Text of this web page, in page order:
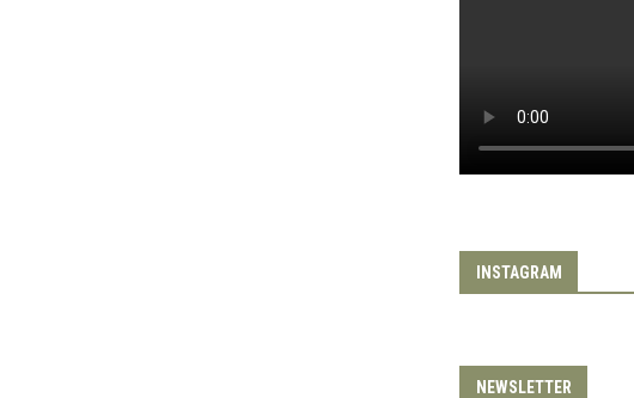
INSTAGRAM
NEWSLETTER